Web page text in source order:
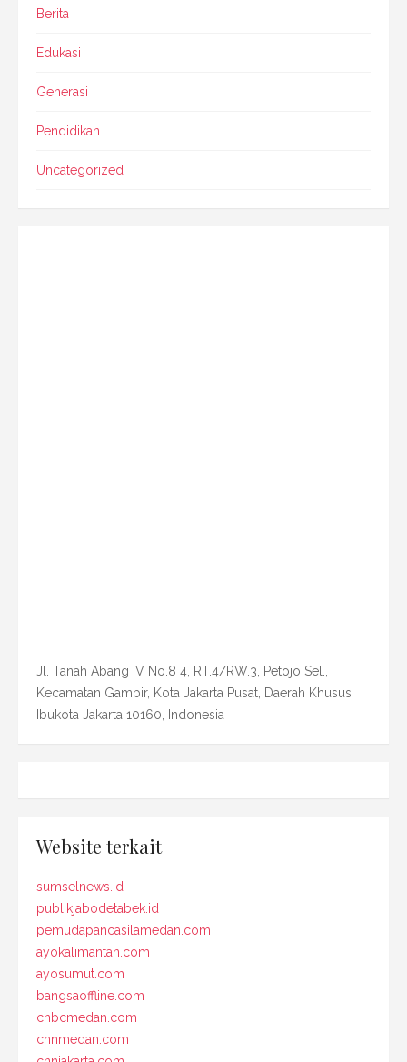
Berita
Edukasi
Generasi
Pendidikan
Uncategorized
Jl. Tanah Abang IV No.8 4, RT.4/RW.3, Petojo Sel.,
Kecamatan Gambir, Kota Jakarta Pusat, Daerah Khusus
Ibukota Jakarta 10160, Indonesia
Website terkait
sumselnews.id
publikjabodetabek.id
pemudapancasilamedan.com
ayokalimantan.com
ayosumut.com
bangsaoffline.com
cnbcmedan.com
cnnmedan.com